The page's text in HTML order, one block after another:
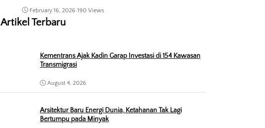
February 16, 2026•190 Views
Artikel Terbaru
Kementrans Ajak Kadin Garap Investasi di 154 Kawasan
Transmigrasi
August 4, 2026
Arsitektur Baru Energi Dunia, Ketahanan Tak Lagi
Bertumpu pada Minyak